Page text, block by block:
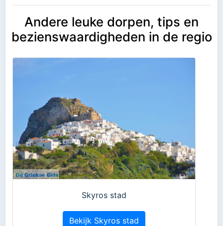
Andere leuke dorpen, tips en
bezienswaardigheden in de regio
Skyros stad
Bekijk Skyros stad